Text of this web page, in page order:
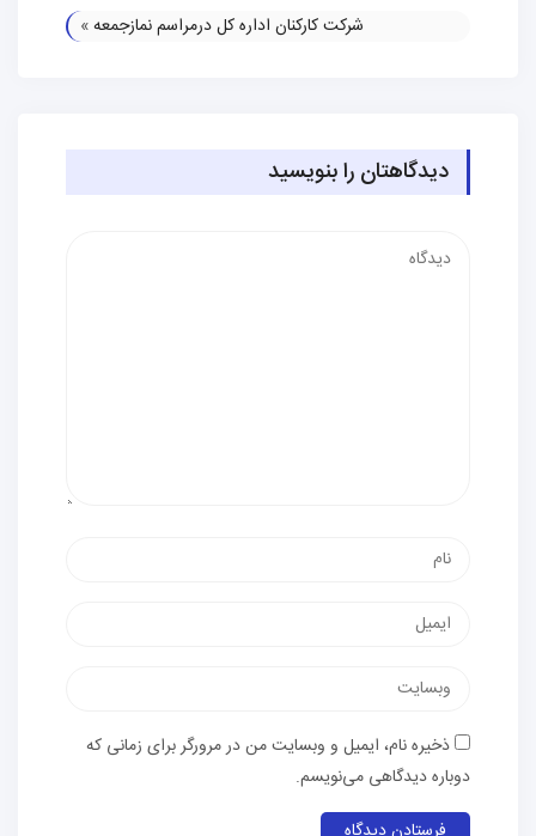
شرکت کارکنان اداره کل درمراسم نمازجمعه»
دیدگاهتان را بنویسید
پست
وب‌سایت
ذخیره نام، ایمیل و وبسایت من در مرورگر برای زمانی که
دوباره دیدگاهی می‌نویسم.